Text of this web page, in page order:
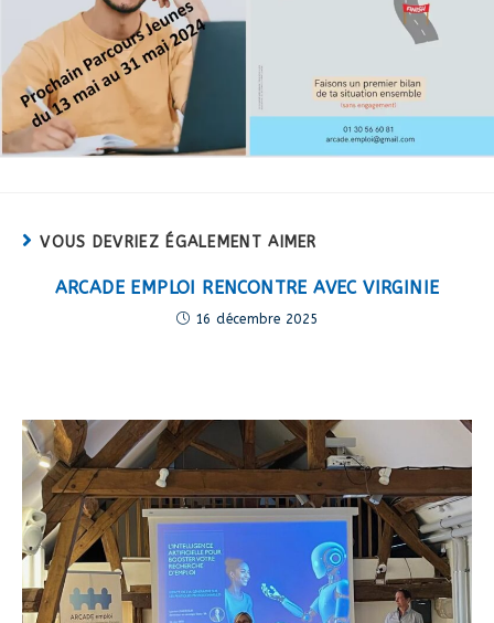
VOUS DEVRIEZ ÉGALEMENT AIMER
ARCADE EMPLOI RENCONTRE AVEC VIRGINIE
16 décembre 2025